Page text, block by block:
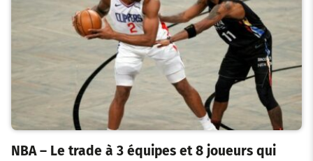
NBA – Le trade à 3 équipes et 8 joueurs qui